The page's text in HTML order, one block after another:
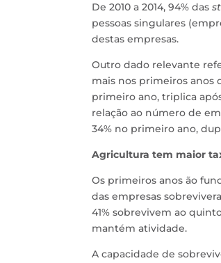
De 2010 a 2014, 94% das
pessoas singulares
destas empresas.
Outro dado relevante
mais nos primeiros anos
primeiro ano, triplica
relação ao número de
34% no primeiro ano,
Agricultura tem maior
Os primeiros anos ão
das empresas
41% sobrevivem ao
mantém atividade.
A capacidade de